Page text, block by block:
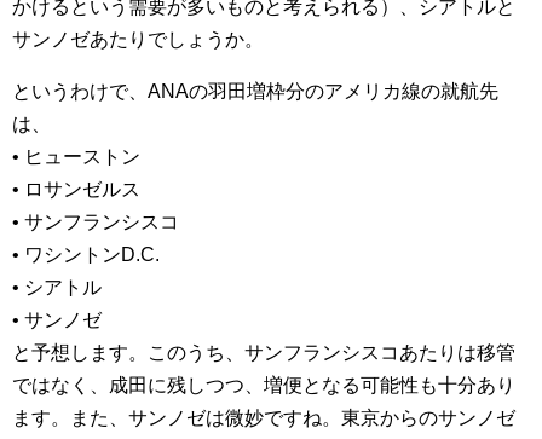
かけるという需要が多いものと考えられる）、シアトルと
サンノゼあたりでしょうか。
というわけで、ANAの羽田増枠分のアメリカ線の就航先
は、
• ヒューストン
• ロサンゼルス
• サンフランシスコ
• ワシントンD.C.
• シアトル
• サンノゼ
と予想します。このうち、サンフランシスコあたりは移管
ではなく、成田に残しつつ、増便となる可能性も十分あり
ます。また、サンノゼは微妙ですね。東京からのサンノゼ